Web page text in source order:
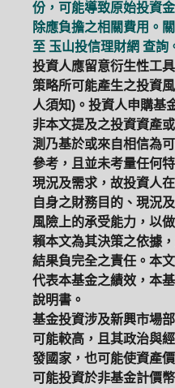
份，可能導致原始投資
除應負擔之相關費用。
至 玉山投信理財網 查詢
投資人應留意衍生性工
策略所可能產生之投資
人須知)。投資人申購基
非本文提及之投資資產
測乃基於或來自相信為
參考，且並未考量任何
現況及需求，故投資人
自身之財務目的、現況
風險上的承受能力，以
賴本文為其決策之依據
結果負完全之責任。本
代表本基金之績效，本
說明書。
基金投資涉及新興市場
可能較高，且其政治與
發國家，也可能使資產
可能投資於非基金計價